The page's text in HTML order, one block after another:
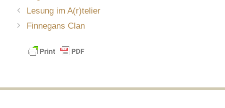
Lesung im A(r)telier
Finnegans Clan